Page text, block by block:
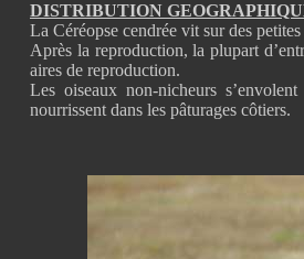
DISTRIBUTION
La Céréopse cendrée vit sur des
Après la reproduction, la plupart
aires de reproduction.
Les oiseaux non-nicheurs
nourrissent dans les pâturages côtiers.